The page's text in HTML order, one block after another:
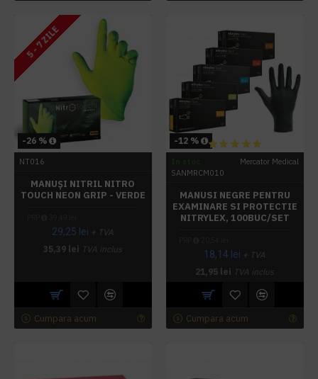
-26 %
5 - 7 ZILE
NT016
MANUȘI NITRIL NITRO
TOUCH NEON GRIP - VERDE
29,25 lei + TVA
35,39 lei TVA inclus
Cumpara acum
-12 %
Mercator Medical
SANMRCM010
MANUSI NEGRE PENTRU
EXAMINARE SI PROTECTIE
NITRYLEX, 100BUC/SET
18,14 lei + TVA
21,95 lei TVA inclus
Cumpara acum